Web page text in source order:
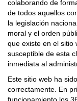
colaborando de
de todos aquellos
la legislación
moral y el orden
que existe en el sitio
susceptible de esta
inmediata al
Este sitio web ha
correctamente. En